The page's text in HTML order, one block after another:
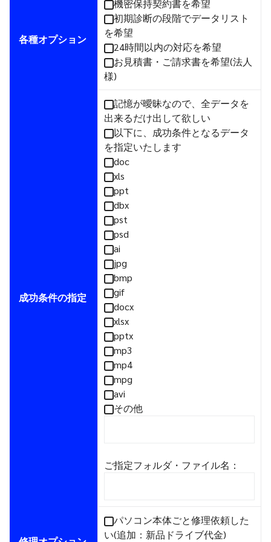
各種オプション
機密保持契約書を希望
初期診断の段階でデータリスト
を希望
24時間以内の対応を希望
お見積書・ご請求書を希望(法人
様)
成功条件の指定
記憶が曖昧なので、全データを
出来るだけ出して欲しい
以下に、成功条件となるデータ
を指定いたします
doc
xls
ppt
dbx
pst
psd
ai
jpg
bmp
gif
docx
xlsx
pptx
mp3
mp4
mpg
avi
その他
ご指定フォルダ・ファイル名：
パソコン本体ごと修理依頼した
い(追加：新品ドライブ代金)